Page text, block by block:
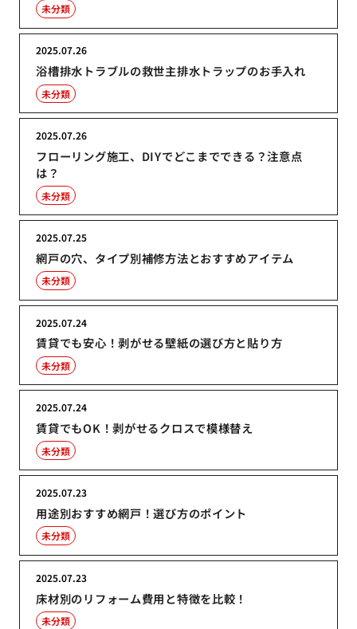
未分類
浴槽排水トラブルの救世主排水トラップのお手入れ
2025.07.26
未分類
フローリング施工、DIYでどこまでできる？注意点
は？
2025.07.26
未分類
網戸の穴、タイプ別補修方法とおすすめアイテム
2025.07.25
未分類
賃貸でも安心！剥がせる壁紙の選び方と貼り方
2025.07.24
未分類
賃貸でもOK！剥がせるクロスで模様替え
2025.07.24
未分類
用途別おすすめ網戸！選び方のポイント
2025.07.23
未分類
床材別のリフォーム費用と特徴を比較！
2025.07.23
未分類